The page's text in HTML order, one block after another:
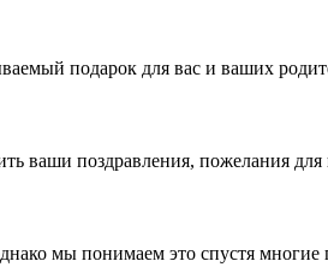
подарок для вас и ваших
ваши поздравления, пожелания
мы понимаем это спустя многие